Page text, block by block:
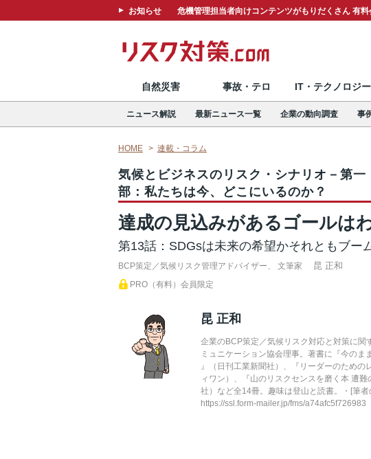
お知らせ 危機管理担当者向けコンテンツがもりだくさん 有
自然災害 事故・テロ IT・テクノロジー
ニュース解説 最新ニュース一覧 企業の動向調査 事
HOME 連載・コラム
気候とビジネスのリスク・シナリオ－第一
部：私たちは今、どこにいるのか？
達成の見込みがあるゴールは
第13話：SDGsは未来の希望かそれともブー
BCP策定／気候リスク管理アドバイザー、 文筆家 昆 正和
PRO（有料）会員限定
昆 正和
企業のBCP策定／気候リスク対応と対策に関
ミュニケーション協会理事。著書に『今の
』（日刊工業新聞社）、『リーダーのため
ィワン）、『山のリスクセンスを磨く本 遭
社）など全14冊。趣味は登山と読書。・[筆
https://ssl.form-mailer.jp/fms/a74afc5f726983